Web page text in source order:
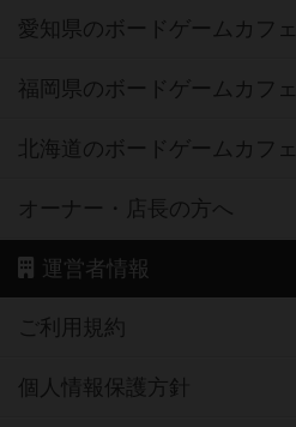
愛知県のボードゲームカフェ
福岡県のボードゲームカフェ
北海道のボードゲームカフェ
オーナー・店長の方へ
運営者情報
ご利用規約
個人情報保護方針